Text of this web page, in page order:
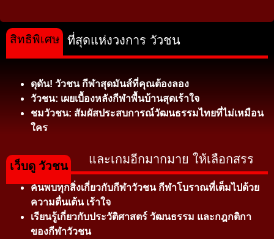
ที่สุดแห่งวงการ วัวชน
ดุดัน! วัวชน กีฬาสุดมันส์ที่คุณต้องลอง
วัวชน: เผยเบื้องหลังกีฬาพื้นบ้านสุดเร้าใจ
ชมวัวชน: สัมผัสประสบการณ์วัฒนธรรมไทยที่ไม่เหมือน
ใคร
สิทธิพิเศษ
และเกมอีกมากมาย ให้เลือกสรร
ค้นพบทุกสิ่งเกี่ยวกับกีฬาวัวชน กีฬาโบราณที่เต็มไปด้วย
ความตื่นเต้น เร้าใจ
เรียนรู้เกี่ยวกับประวัติศาสตร์ วัฒนธรรม และกฎกติกา
ของกีฬาวัวชน
เว็บดู วัวชน